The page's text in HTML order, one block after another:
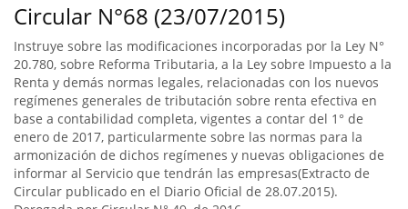
Circular N°68 (23/07/2015)
Instruye sobre las modificaciones incorporadas por la Ley N°
20.780, sobre Reforma Tributaria, a la Ley sobre Impuesto a la
Renta y demás normas legales, relacionadas con los nuevos
regímenes generales de tributación sobre renta efectiva en
base a contabilidad completa, vigentes a contar del 1° de
enero de 2017, particularmente sobre las normas para la
armonización de dichos regímenes y nuevas obligaciones de
informar al Servicio que tendrán las empresas(Extracto de
Circular publicado en el Diario Oficial de 28.07.2015).